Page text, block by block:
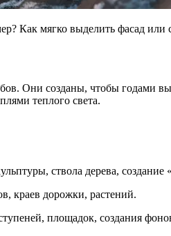
Как мягко выделить фасад
Они созданы, чтобы годами
теплого света.
ствола дерева, создание
краев дорожки, растений.
площадок, создания